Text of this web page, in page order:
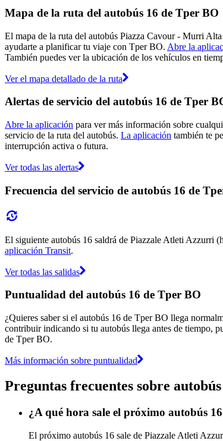
Mapa de la ruta del autobús 16 de Tper BO
El mapa de la ruta del autobús Piazza Cavour - Murri
ayudarte a planificar tu viaje con Tper BO. Abre la
También puedes ver la ubicación de los vehículos en
Ver el mapa detallado de la ruta
Alertas de servicio del autobús 16 de Tper
Abre la aplicación para ver más información sobre
servicio de la ruta del autobús. La aplicación también te
interrupción activa o futura.
Ver todas las alertas
Frecuencia del servicio de autobús 16 de
El siguiente autobús 16 saldrá de Piazzale Atleti Azzurri
aplicación Transit.
Ver todas las salidas
Puntualidad del autobús 16 de Tper BO
¿Quieres saber si el autobús 16 de Tper BO llega
contribuir indicando si tu autobús llega antes de tiempo,
de Tper BO.
Más información sobre puntualidad
Preguntas frecuentes sobre
¿A qué hora sale el próximo autobús
El próximo autobús 16 sale de Piazzale Atleti